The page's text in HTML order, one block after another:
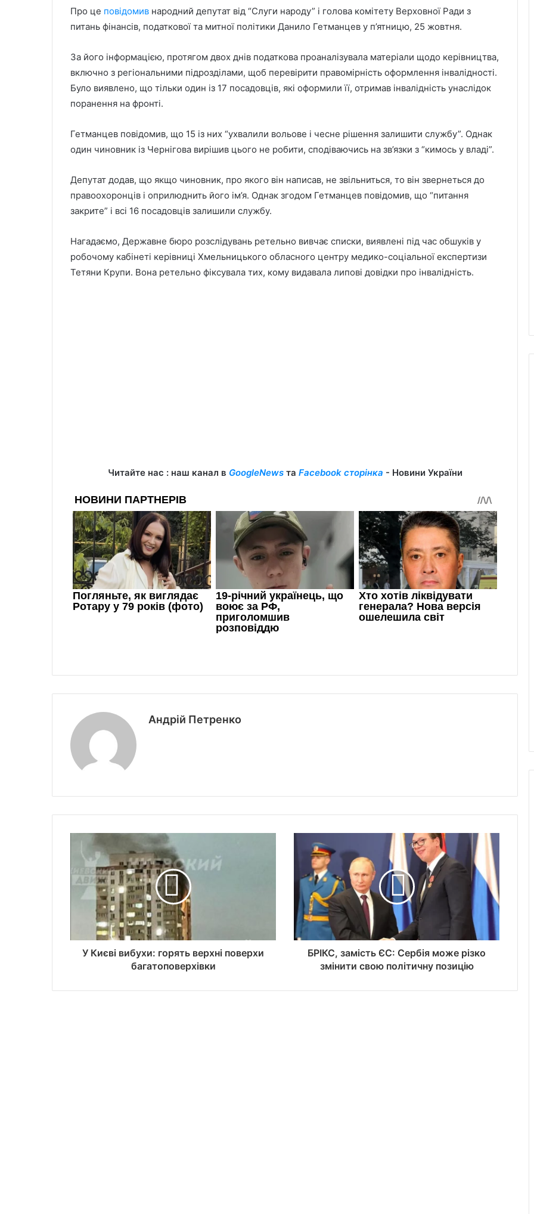
Про це повідомив народний депутат від “Слуги народу” і голова комітету Верховної Ради з
питань фінансів, податкової та митної політики Данило Гетманцев у п’ятницю, 25 жовтня.
За його інформацією, протягом двох днів податкова проаналізувала матеріали щодо керівництва,
включно з регіональними підрозділами, щоб перевірити правомірність оформлення інвалідності.
Було виявлено, що тільки один із 17 посадовців, які оформили її, отримав інвалідність унаслідок
поранення на фронті.
Гетманцев повідомив, що 15 із них “ухвалили вольове і чесне рішення залишити службу”. Однак
один чиновник із Чернігова вирішив цього не робити, сподіваючись на зв’язки з “кимось у владі”.
Депутат додав, що якщо чиновник, про якого він написав, не звільниться, то він звернеться до
правоохоронців і оприлюднить його ім’я. Однак згодом Гетманцев повідомив, що “питання
закрите” і всі 16 посадовців залишили службу.
Нагадаємо, Державне бюро розслідувань ретельно вивчає списки, виявлені під час обшуків у
робочому кабінеті керівниці Хмельницького обласного центру медико-соціальної експертизи
Тетяни Крупи. Вона ретельно фіксувала тих, кому видавала липові довідки про інвалідність.
Читайте нас : наш канал в GoogleNewsта Facebook сторінка - Новини України
Андрій Петренко
У Києві вибухи: горять верхні поверхи
багатоповерхівки
БРІКС, замість ЄС: Сербія може різко
змінити свою політичну позицію